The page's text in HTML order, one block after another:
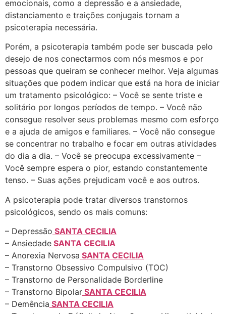
emocionais, como a depressão e a ansiedade,
distanciamento e traições conjugais tornam a
psicoterapia necessária.
Porém, a psicoterapia também pode ser buscada pelo
desejo de nos conectarmos com nós mesmos e por
pessoas que queiram se conhecer melhor. Veja algumas
situações que podem indicar que está na hora de iniciar
um tratamento psicológico: – Você se sente triste e
solitário por longos períodos de tempo. – Você não
consegue resolver seus problemas mesmo com esforço
e a ajuda de amigos e familiares. – Você não consegue
se concentrar no trabalho e focar em outras atividades
do dia a dia. – Você se preocupa excessivamente –
Você sempre espera o pior, estando constantemente
tenso. – Suas ações prejudicam você e aos outros.
A psicoterapia pode tratar diversos transtornos
psicológicos, sendo os mais comuns:
– Depressão SANTA CECILIA
– Ansiedade SANTA CECILIA
– Anorexia Nervosa SANTA CECILIA
– Transtorno Obsessivo Compulsivo (TOC)
– Transtorno de Personalidade Borderline
– Transtorno Bipolar SANTA CECILIA
– Demência SANTA CECILIA